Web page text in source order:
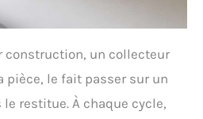
construction, un collecteur
pièce, le fait passer sur un
restitue. À chaque cycle,